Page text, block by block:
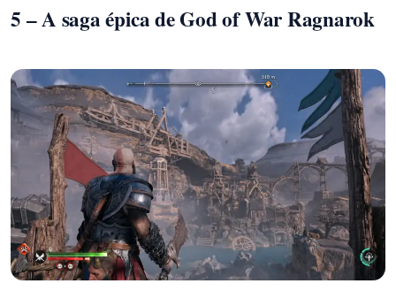
5 – A saga épica de God of War Ragnarok